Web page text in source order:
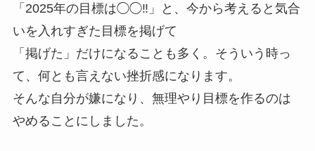
「2025年の目標は◯◯‼️」と、今から考えると気合
いを入れすぎた目標を掲げて
「掲げた」だけになることも多く。そういう時っ
て、何とも言えない挫折感になります。
そんな自分が嫌になり、無理やり目標を作るのは
やめることにしました。